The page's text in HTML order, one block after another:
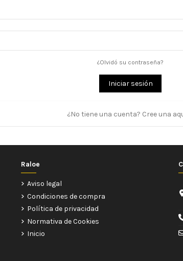
¿Olvidó su contraseña?
Iniciar sesión
¿No tiene una cuenta? Cree una
Raloe
Aviso legal
Condiciones de compra
Política de privacidad
Normativa de Cookies
Inicio